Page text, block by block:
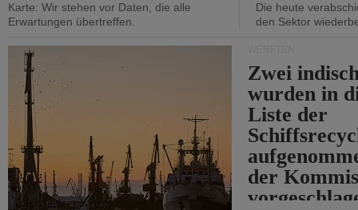
Karte: Wir stehen vor Daten, die alle
Erwartungen übertreffen.
Die heute
den Sektor
Zwei
wurden in
Liste der
der